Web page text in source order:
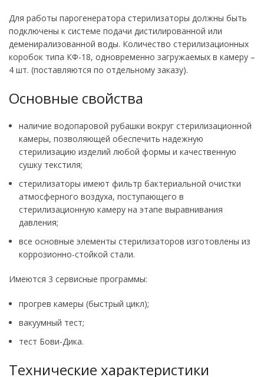
Для работы парогенератора стерилизаторы должны быть
подключены к системе подачи дистилированной или
деменирализованной воды. Количество стерилизационных
коробок типа КФ-18, одновременно загружаемых в камеру –
4 шт. (поставляются по отдельному заказу).
Основные свойства
наличие водопаровой рубашки вокруг стерилизационной
камеры, позволяющей обеспечить надежную
стерилизацию изделий любой формы и качественную
сушку текстиля;
стерилизаторы имеют фильтр бактериальной очистки
атмосферного воздуха, поступающего в
стерилизационную камеру на этапе выравнивания
давления;
все основные элементы стерилизаторов изготовлены из
коррозионно-стойкой стали.
Имеются 3 сервисные программы:
прогрев камеры (быстрый цикл);
вакуумный тест;
тест Бови-Дика.
Технические характеристики